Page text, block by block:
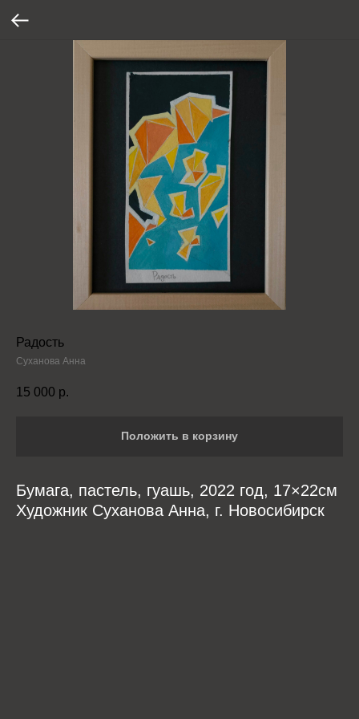
Радость
Суханова Анна
15 000 р.
Положить в корзину
Бумага, пастель, гуашь, 2022 год, 17×22см
Художник Суханова Анна, г. Новосибирск